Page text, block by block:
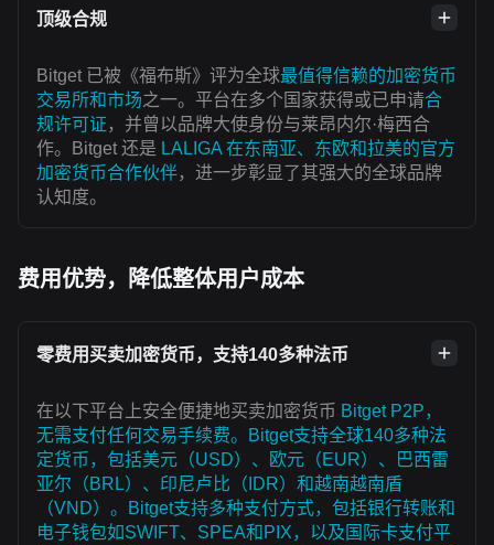
顶级合规
Bitget 已被《福布斯》评为全球最值得信赖的加密货币
交易所和市场之一。平台在多个国家获得或已申请合
规许可证 ，并曾以品牌大使身份与莱昂内尔·梅西合
作。Bitget 还是 LALIGA 在东南亚、东欧和拉美的官方
加密货币合作伙伴，进一步彰显了其强大的全球品牌
认知度。
费用优势，降低整体用户成本
零费用买卖加密货币，支持140多种法币
在以下平台上安全便捷地买卖加密货币 Bitget P2P，
无需支付任何交易手续费。Bitget支持全球140多种法
定货币，包括美元（USD）、欧元（EUR）、巴西雷
亚尔（BRL）、印尼卢比（IDR）和越南越南盾
（VND）。Bitget支持多种支付方式，包括银行转账和
电子钱包如SWIFT、SPEA和PIX，以及国际卡支付平